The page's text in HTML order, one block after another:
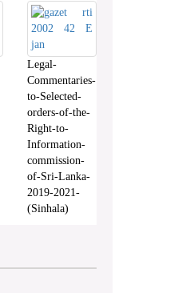
Legal-
Commentaries-
to-Selected-
orders-of-the-
Right-to-
Information-
commission-
of-Sri-Lanka-
2019-2021-
(Sinhala)